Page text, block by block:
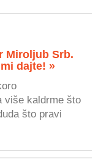
Miroljub Srb.
dajte! »
više kaldrme što
što pravi